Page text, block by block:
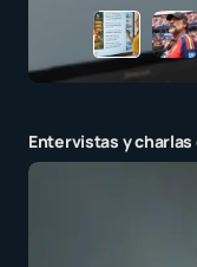
Entervistas y